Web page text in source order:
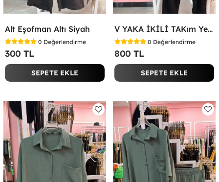
Alt Eşofman Altı Siyah
0 Değerlendirme
300 TL
SEPETE EKLE
V YAKA İKİLİ TAKım Yeşil
0 Değerlendirme
800 TL
SEPETE EKLE